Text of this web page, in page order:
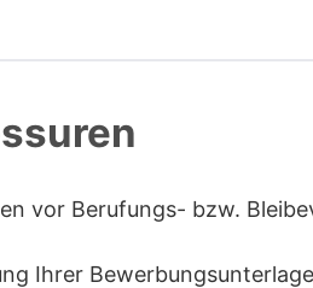
vor Berufungs- bzw.
Ihrer